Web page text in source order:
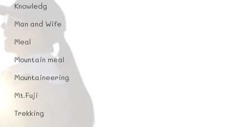
Knowledg
Man and Wife
Meal
Mountain meal
Mountaineering
Mt.Fuji
Trekking